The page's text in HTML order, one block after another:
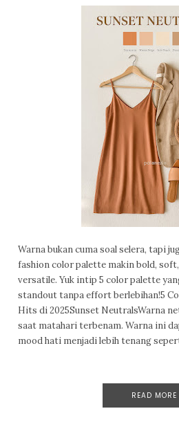
Warna bukan cuma soal selera, tapi
fashion color palette makin bold,
versatile. Yuk intip 5 color palette
standout tanpa effort berlebihan!5
Hits di 2025Sunset NeutralsWarna
saat matahari terbenam. Warna ini
mood hati menjadi lebih tenang
READ MORE